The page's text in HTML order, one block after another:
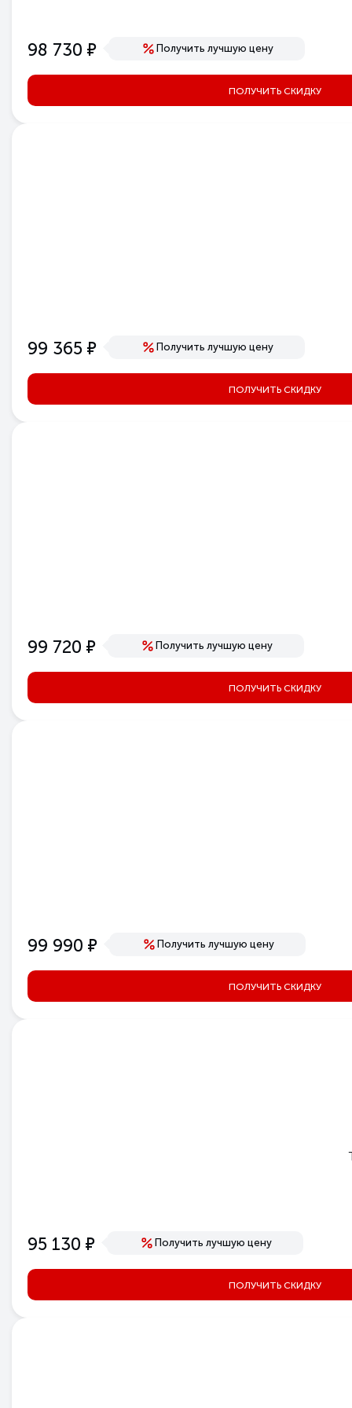
Серия
Артикул
98 730 е Получить лучшую цену
ПОЛУЧИТЬ СКИДКУ
99 365 е Получить лучшую цену
ПОЛУЧИТЬ СКИДКУ
99 720 е Получить лучшую цену
ПОЛУЧИТЬ СКИДКУ
99 990 е Получить лучшую цену
ПОЛУЧИТЬ СКИДКУ
95 130 е Получить лучшую цену
ПОЛУЧИТЬ СКИДКУ